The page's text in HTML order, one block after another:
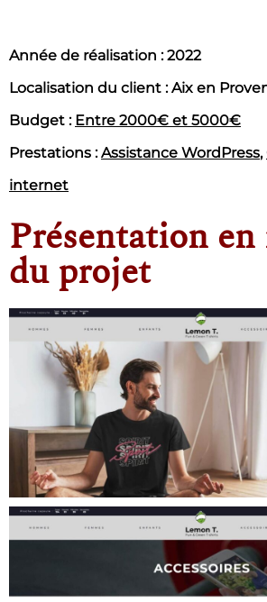
Année de réalisation : 2022
Localisation du client : Aix en
Budget : Entre 2000€ et 5000€
Prestations :Assistance WordPress,
internet
Présentation en
du projet